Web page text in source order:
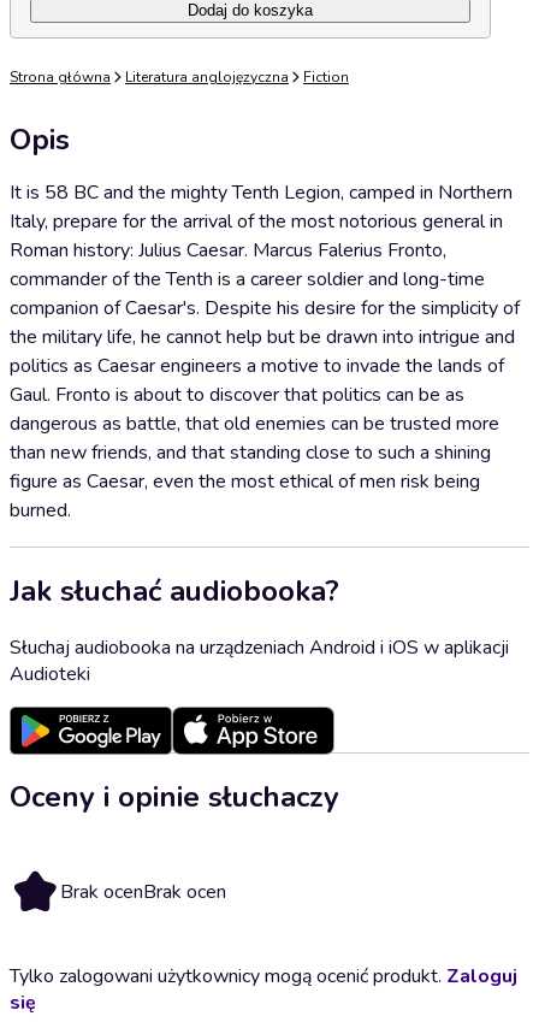
Dodaj do koszyka
Strona główna Literatura anglojęzyczna Fiction
Opis
It is 58 BC and the mighty Tenth Legion, camped in Northern
Italy, prepare for the arrival of the most notorious general in
Roman history: Julius Caesar. Marcus Falerius Fronto,
commander of the Tenth is a career soldier and long-time
companion of Caesar's. Despite his desire for the simplicity of
the military life, he cannot help but be drawn into intrigue and
politics as Caesar engineers a motive to invade the lands of
Gaul. Fronto is about to discover that politics can be as
dangerous as battle, that old enemies can be trusted more
than new friends, and that standing close to such a shining
figure as Caesar, even the most ethical of men risk being
burned.
Jak słuchać audiobooka?
Słuchaj audiobooka na urządzeniach Android i iOS w aplikacji
Audioteki
Oceny i opinie słuchaczy
Brak ocenBrak ocen
Tylko zalogowani użytkownicy mogą ocenić produkt. Zaloguj
się